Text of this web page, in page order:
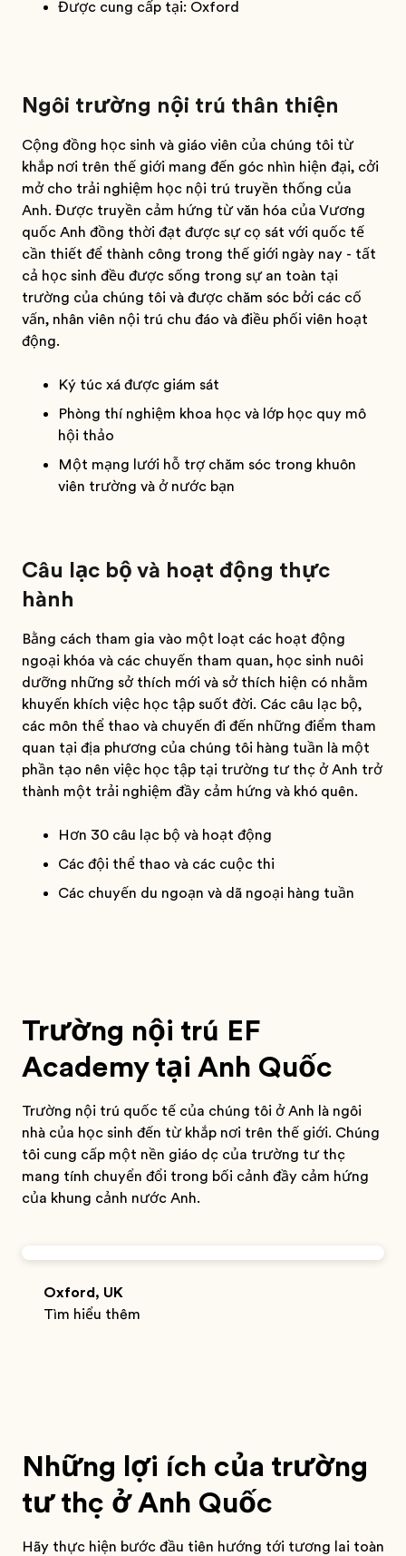
Được cung cấp tại: Oxford
Ngôi trường nội trú thân thiện
Cộng đồng học sinh và giáo viên của chúng tôi từ
khắp nơi trên thế giới mang đến góc nhìn hiện đại, cởi
mở cho trải nghiệm học nội trú truyền thống của
Anh. Được truyền cảm hứng từ văn hóa của Vương
quốc Anh đồng thời đạt được sự cọ sát với quốc tế
cần thiết để thành công trong thế giới ngày nay - tất
cả học sinh đều được sống trong sự an toàn tại
trường của chúng tôi và được chăm sóc bởi các cố
vấn, nhân viên nội trú chu đáo và điều phối viên hoạt
động.
Ký túc xá được giám sát
Phòng thí nghiệm khoa học và lớp học quy mô
hội thảo
Một mạng lưới hỗ trợ chăm sóc trong khuôn
viên trường và ở nước bạn
Câu lạc bộ và hoạt động thực
hành
Bằng cách tham gia vào một loạt các hoạt động
ngoại khóa và các chuyến tham quan, học sinh nuôi
dưỡng những sở thích mới và sở thích hiện có nhằm
khuyến khích việc học tập suốt đời. Các câu lạc bộ,
các môn thể thao và chuyến đi đến những điểm tham
quan tại địa phương của chúng tôi hàng tuần là một
phần tạo nên việc học tập tại trường tư thục ở Anh trở
thành một trải nghiệm đầy cảm hứng và khó quên.
Hơn 30 câu lạc bộ và hoạt động
Các đội thể thao và các cuộc thi
Các chuyến du ngoạn và dã ngoại hàng tuần
Trường nội trú EF
Academy tại Anh Quốc
Trường nội trú quốc tế của chúng tôi ở Anh là ngôi
nhà của học sinh đến từ khắp nơi trên thế giới. Chúng
tôi cung cấp một nền giáo dục của trường tư thục
mang tính chuyển đổi trong bối cảnh đầy cảm hứng
của khung cảnh nước Anh.
Oxford, UK
Tìm hiểu thêm
Những lợi ích của trường
tư thục ở Anh Quốc
Hãy thực hiện bước đầu tiên hướng tới tương lai toàn